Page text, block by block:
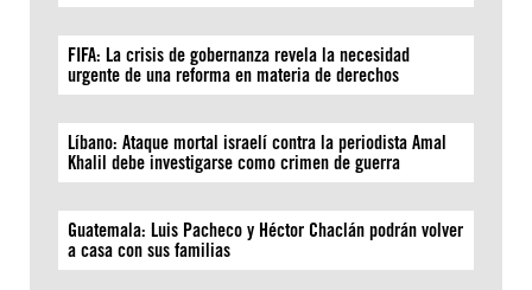
FIFA: La crisis de gobernanza revela la necesidad
urgente de una reforma en materia de derechos
Líbano: Ataque mortal israelí contra la periodista Amal
Khalil debe investigarse como crimen de guerra
Guatemala: Luis Pacheco y Héctor Chaclán podrán volver
a casa con sus familias